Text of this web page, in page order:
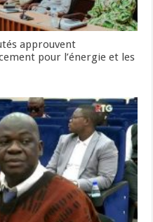
approuvent
pour l’énergie et les